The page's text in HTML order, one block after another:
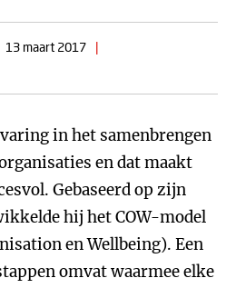
13 maart 2017
|
in het samenbrengen
en dat maakt
Gebaseerd op zijn
hij het COW-model
en Wellbeing). Een
omvat waarmee elke